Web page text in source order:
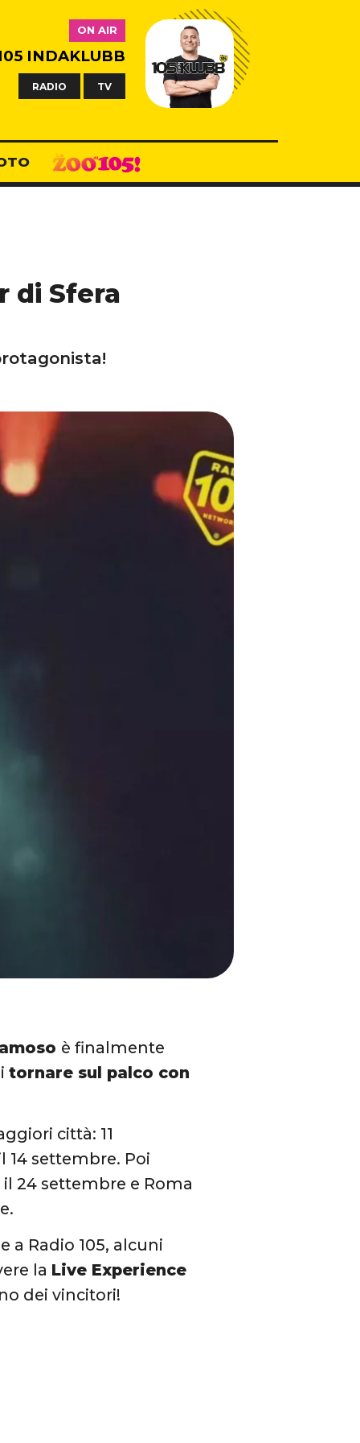
ON AIR
INDAKLUBB
RADIO TV
di Sfera
è finalmente
tornare sul palco con
città: 11
14 settembre. Poi
24 settembre e Roma
a Radio 105, alcuni
la Live Experience
dei vincitori!